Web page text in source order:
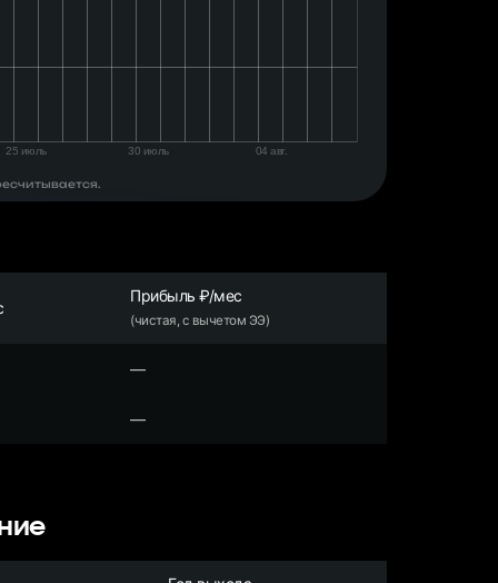
Прибыль ₽/мес
(чистая, с вычетом ЭЭ)
—
—